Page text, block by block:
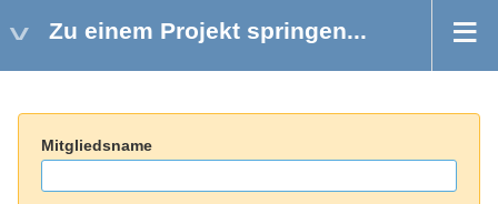
Zu einem Projekt springen...
Mitgliedsname